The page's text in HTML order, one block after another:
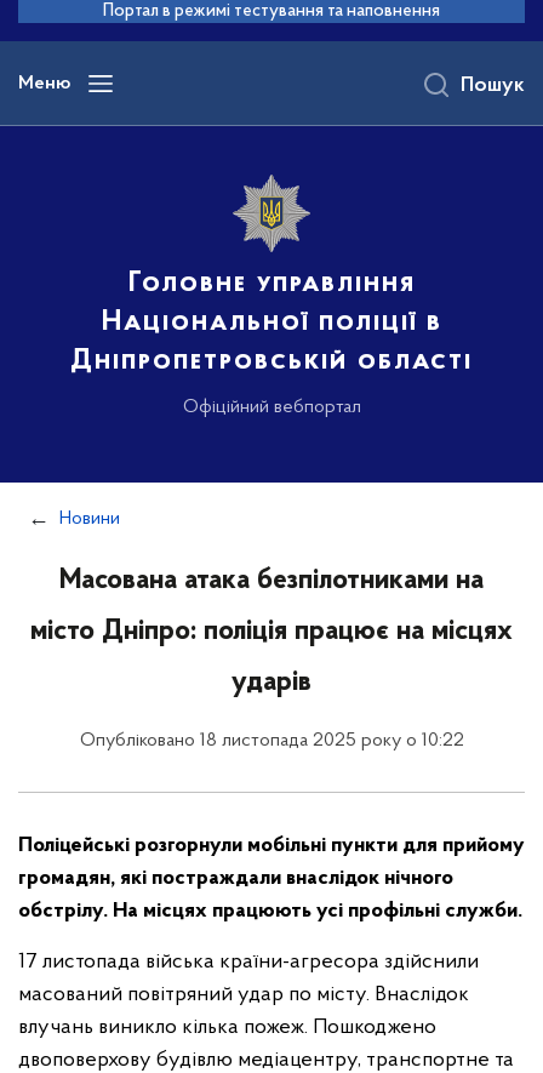
основного
вмісту
Портал в режимі тестування та наповнення
Меню
Головне управління
Національної поліції в
Дніпропетровській області
Офіційний вебпортал
Пошук
Новини
Масована атака безпілотниками на
місто Дніпро: поліція працює на місцях
ударів
Опубліковано 18 листопада 2025 року о 10:22
Поліцейські розгорнули мобільні пункти для прийому
громадян, які постраждали внаслідок нічного
обстрілу. На місцях працюють усі профільні служби.
17 листопада війська країни-агресора здійснили
масований повітряний удар по місту. Внаслідок
влучань виникло кілька пожеж. Пошкоджено
двоповерхову будівлю медіацентру, транспортне та